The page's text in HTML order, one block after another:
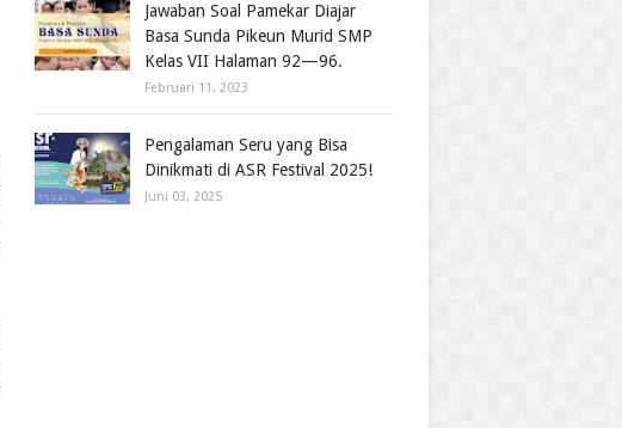
Jawaban Soal Pamekar Diajar
Basa Sunda Pikeun Murid SMP
Kelas VII Halaman 92—96.
Februari 11, 2023
Pengalaman Seru yang Bisa
Dinikmati di ASR Festival 2025!
Juni 03, 2025